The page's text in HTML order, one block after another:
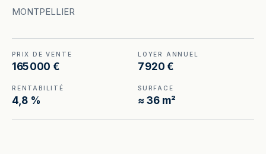
MONTPELLIER
PRIX DE VENTE
165 000 €
LOYER ANNUEL
7 920 €
RENTABILITÉ
4,8 %
SURFACE
≈ 36 m²